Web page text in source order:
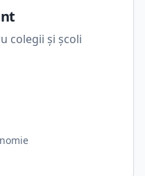
colegii și școli